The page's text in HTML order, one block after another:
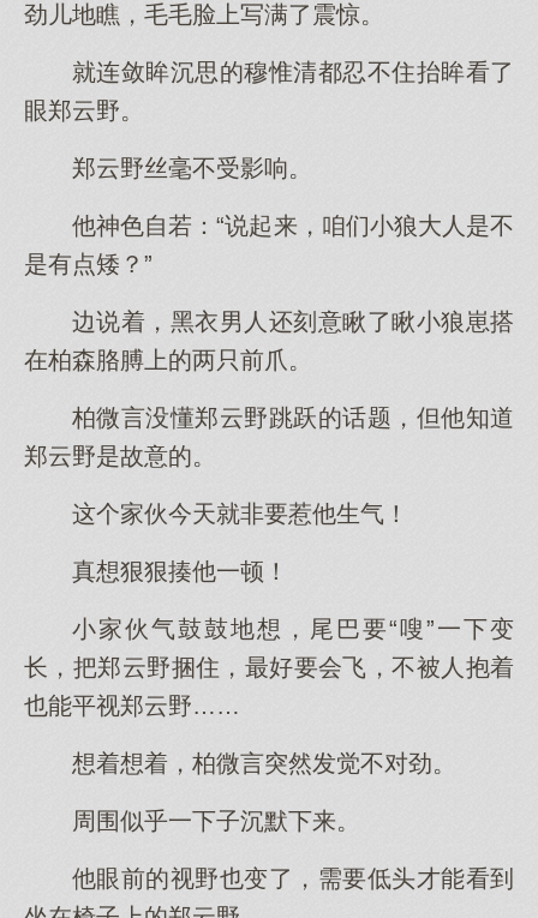
劲儿地瞧，毛毛脸上写满了震惊。
就连敛眸沉思的穆惟清都忍不住抬眸看了
眼郑云野。
郑云野丝毫不受影响。
他神色自若：“说起来，咱们小狼大人是不
是有点矮？”
边说着，黑衣男人还刻意瞅了瞅小狼崽搭
在柏森胳膊上的两只前爪。
柏微言没懂郑云野跳跃的话题，但他知道
郑云野是故意的。
这个家伙今天就非要惹他生气！
真想狠狠揍他一顿！
小家伙气鼓鼓地想，尾巴要“嗖”一下变
长，把郑云野捆住，最好要会飞，不被人抱着
也能平视郑云野……
想着想着，柏微言突然发觉不对劲。
周围似乎一下子沉默下来。
他眼前的视野也变了，需要低头才能看到